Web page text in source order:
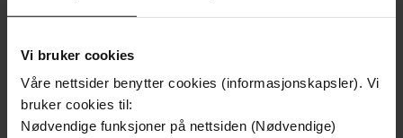
Vi bruker cookies
Våre nettsider benytter cookies (informasjonskapsler). Vi
bruker cookies til:
Nødvendige funksjoner på nettsiden (Nødvendige)